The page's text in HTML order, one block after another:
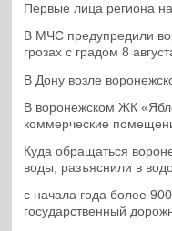
Первые лица региона
В МЧС предупредили
грозах с градом 8
В Дону возле
В воронежском ЖК
коммерческие
Куда обращаться
воды, разъяснили в
с начала года более
государственный